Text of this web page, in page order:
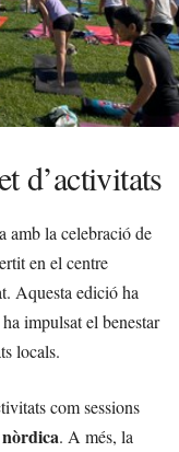
d’activitats
amb la celebració de
en el centre
Aquesta edició ha
impulsat el benestar
locals.
com sessions
. A més, la